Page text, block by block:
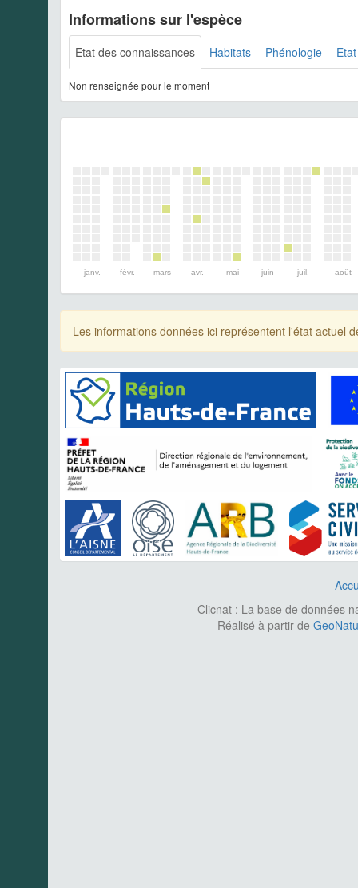
Informations sur l'espèce
Etat des connaissances Habitats Phénologie
Non renseignée pour le moment
janv. févr. mars avr. mai juin juil. août
Les informations données ici représentent l'état actuel
Clicnat : La base de données
Réalisé à partir de